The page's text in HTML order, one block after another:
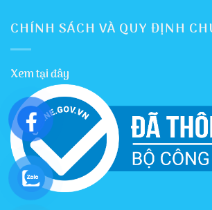
CHÍNH SÁCH VÀ QUY ĐỊNH
Xem tại đây